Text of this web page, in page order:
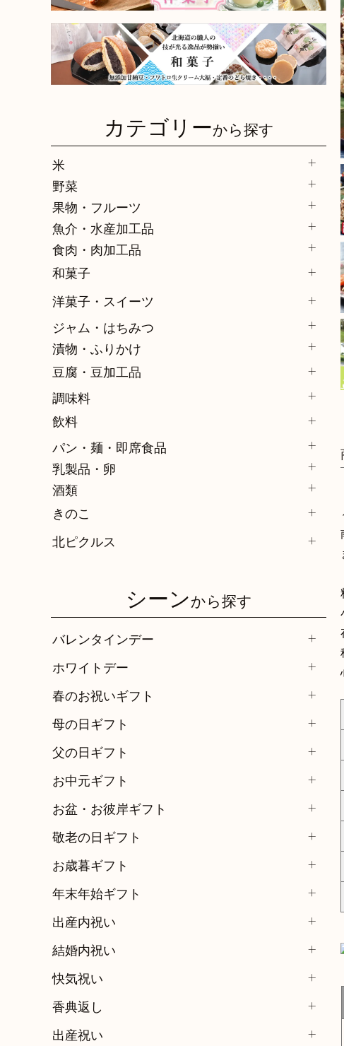
カテゴリーから探す
米
野菜
果物・フルーツ
魚介・水産加工品
食肉・肉加工品
和菓子
洋菓子・スイーツ
ジャム・はちみつ
漬物・ふりかけ
豆腐・豆加工品
調味料
飲料
パン・麺・即席食品
乳製品・卵
酒類
きのこ
北ピクルス
シーンから探す
バレンタインデー
ホワイトデー
春のお祝いギフト
母の日ギフト
父の日ギフト
お中元ギフト
お盆・お彼岸ギフト
敬老の日ギフト
お歳暮ギフト
年末年始ギフト
出産内祝い
結婚内祝い
快気祝い
香典返し
出産祝い